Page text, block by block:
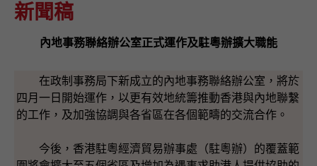
新聞稿
內地事務聯絡辦公室正式運作及駐粵辦擴大職能
在政制事務局下新成立的內地事務聯絡辦公室，將於
四月一日開始運作，以更有效地統籌推動香港與內地聯繫
的工作，及加強協調與各省區在各個範疇的交流合作。
今後，香港駐粵經濟貿易辦事處（駐粵辦）的覆蓋範